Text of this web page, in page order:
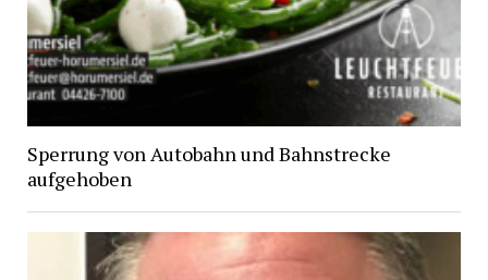
Sperrung von Autobahn und Bahnstrecke
aufgehoben